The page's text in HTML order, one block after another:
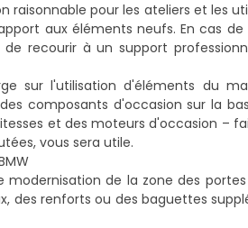
raisonnable pour les ateliers et les
aux éléments neufs. En cas
recourir à un support
sur l'utilisation d'éléments du
composants d'occasion sur la
et des moteurs d'occasion –
vous sera utile.
de la zone des
des renforts ou des baguettes